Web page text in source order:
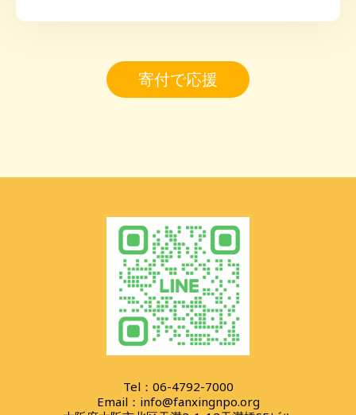
寄付で応援
Tel：06-4792-7000
Email： info@fanxingnpo.org